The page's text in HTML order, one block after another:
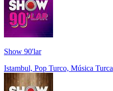
Show 90'lar
Istambul, Pop Turco, Música Turca